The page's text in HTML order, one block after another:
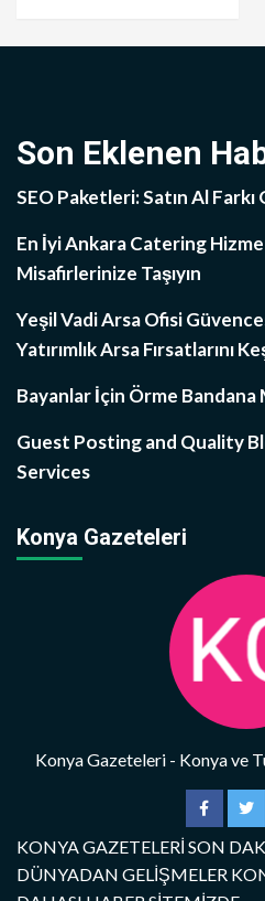
Son Eklenen
SEO Paketleri: Satın Al Farkı
En İyi Ankara Catering
Misafirlerinize Taşıyın
Yeşil Vadi Arsa Ofisi
Yatırımlık Arsa Fırsatlarını
Bayanlar İçin Örme
Guest Posting and Quality
Services
Konya Gazeteleri
Konya Gazeteleri - Konya ve
KONYA GAZETELERİ SON
DÜNYADAN GELİŞMELER